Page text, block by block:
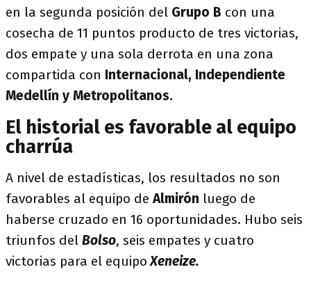
en la segunda posición del Grupo B con una
cosecha de 11 puntos producto de tres victorias,
dos empate y una sola derrota en una zona
compartida con Internacional, Independiente
Medellín y Metropolitanos.
El historial es favorable al equipo
charrúa
A nivel de estadísticas, los resultados no son
favorables al equipo de Almirón luego de
haberse cruzado en 16 oportunidades. Hubo seis
triunfos del Bolso, seis empates y cuatro
victorias para el equipoXeneize.